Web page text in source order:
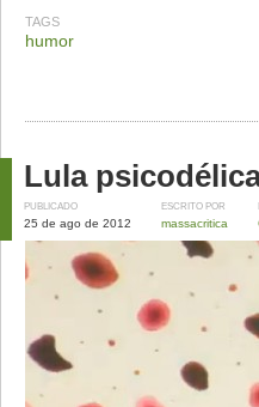
TAGS
humor
Lula
PUBLICADO
25 de ago de 2012
ESCRITO POR
massacritica